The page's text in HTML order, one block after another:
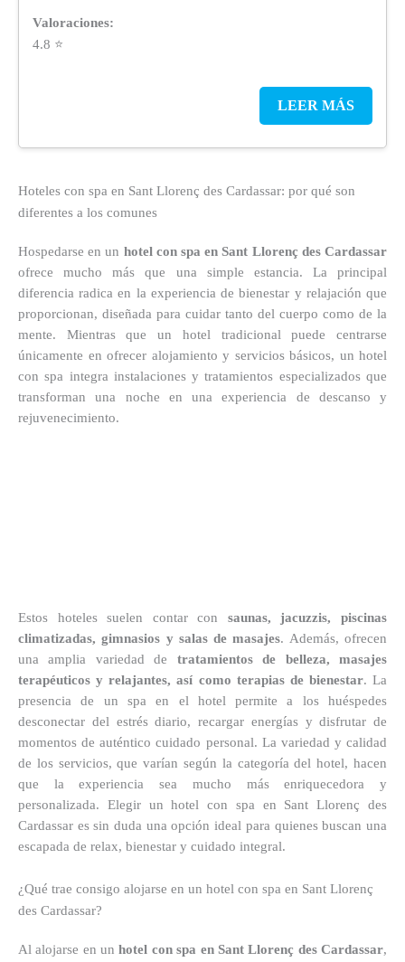
Valoraciones:
4.8 ⭐
LEER MÁS
Hoteles con spa en Sant Llorenç des Cardassar: por qué son
diferentes a los comunes
Hospedarse en un hotel con spa en Sant Llorenç des Cardassar
ofrece mucho más que una simple estancia. La principal
diferencia radica en la experiencia de bienestar y relajación que
proporcionan, diseñada para cuidar tanto del cuerpo como de la
mente. Mientras que un hotel tradicional puede centrarse
únicamente en ofrecer alojamiento y servicios básicos, un hotel
con spa integra instalaciones y tratamientos especializados que
transforman una noche en una experiencia de descanso y
rejuvenecimiento.
Estos hoteles suelen contar con saunas, jacuzzis, piscinas
climatizadas, gimnasios y salas de masajes. Además, ofrecen
una amplia variedad de tratamientos de belleza, masajes
terapéuticos y relajantes, así como terapias de bienestar. La
presencia de un spa en el hotel permite a los huéspedes
desconectar del estrés diario, recargar energías y disfrutar de
momentos de auténtico cuidado personal. La variedad y calidad
de los servicios, que varían según la categoría del hotel, hacen
que la experiencia sea mucho más enriquecedora y
personalizada. Elegir un hotel con spa en Sant Llorenç des
Cardassar es sin duda una opción ideal para quienes buscan una
escapada de relax, bienestar y cuidado integral.
¿Qué trae consigo alojarse en un hotel con spa en Sant Llorenç
des Cardassar?
Al alojarse en unhotel con spa en Sant Llorenç des Cardassar,